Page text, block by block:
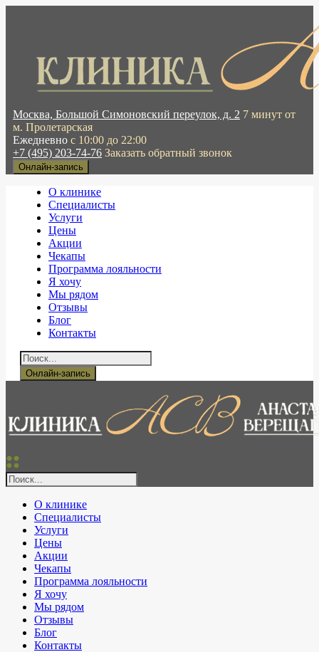
Москва, Большой Симоновский переулок, д. 2 7 минут от
м. Пролетарская
Ежедневно с 10:00 до 22:00
+7 (495) 203-74-76 Заказать обратный звонок
Онлайн-запись
О клинике
Специалисты
Услуги
Цены
Акции
Чекапы
Программа лояльности
Я хочу
Мы рядом
Отзывы
Блог
Контакты
Онлайн-запись
О клинике
Специалисты
Услуги
Цены
Акции
Чекапы
Программа лояльности
Я хочу
Мы рядом
Отзывы
Блог
Контакты